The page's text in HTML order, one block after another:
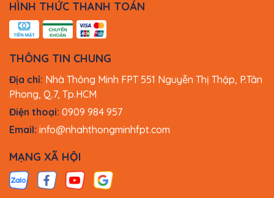
HÌNH THỨC THANH TOÁN
THÔNG TIN CHUNG
Địa chỉ: Nhà Thông Minh FPT 551 Nguyễn Thị Thập, P.Tân
Phong, Q.7, Tp.HCM
Điện thoại: 0909 984 957
Email: info@nhahthongminhfpt.com
MẠNG XÃ HỘI